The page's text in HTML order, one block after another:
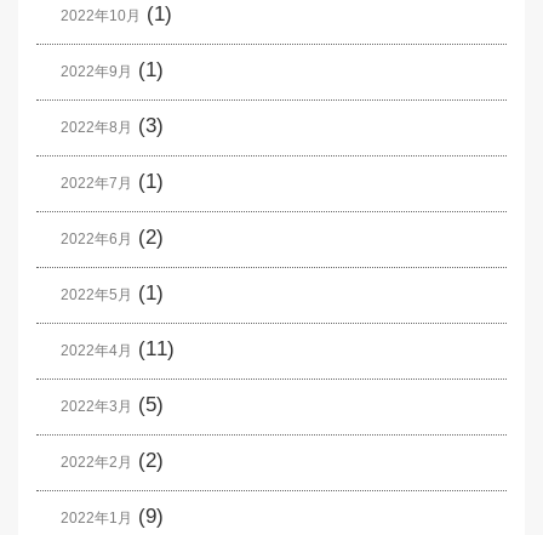
2022年10月 (1)
2022年9月 (1)
2022年8月 (3)
2022年7月 (1)
2022年6月 (2)
2022年5月 (1)
2022年4月 (11)
2022年3月 (5)
2022年2月 (2)
2022年1月 (9)